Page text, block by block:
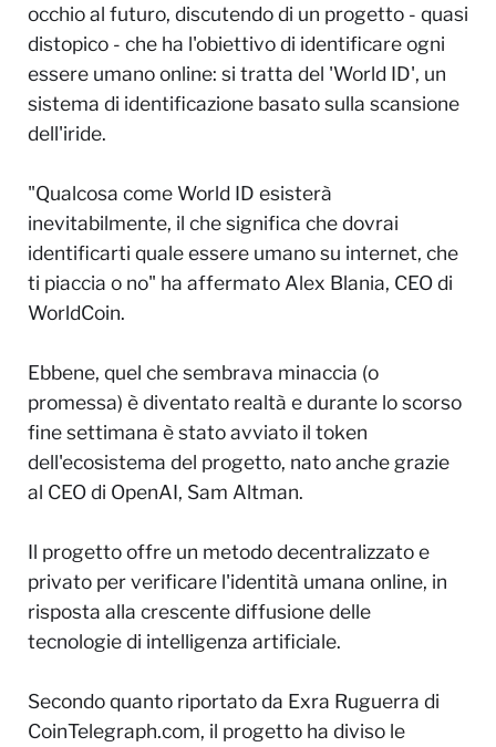
occhio al futuro, discutendo di un progetto - quasi
distopico - che ha l'obiettivo di identificare ogni
essere umano online: si tratta del 'World ID', un
sistema di identificazione basato sulla scansione
dell'iride.
"Qualcosa come World ID esisterà
inevitabilmente, il che significa che dovrai
identificarti quale essere umano su internet, che
ti piaccia o no" ha affermato Alex Blania, CEO di
WorldCoin.
Ebbene, quel che sembrava minaccia (o
promessa) è diventato realtà e durante lo scorso
fine settimana è stato avviato il token
dell'ecosistema del progetto, nato anche grazie
al CEO di OpenAI, Sam Altman.
Il progetto offre un metodo decentralizzato e
privato per verificare l'identità umana online, in
risposta alla crescente diffusione delle
tecnologie di intelligenza artificiale.
Secondo quanto riportato da Exra Ruguerra di
CoinTelegraph.com, il progetto ha diviso le